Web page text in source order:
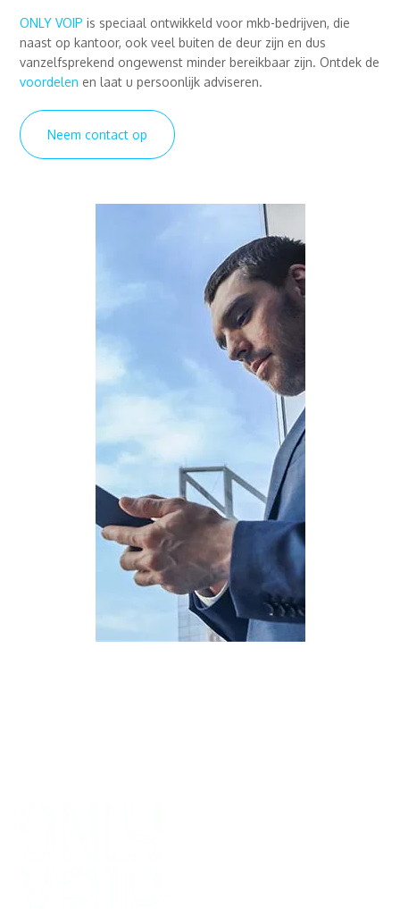
ONLY VOIP is speciaal ontwikkeld voor mkb-bedrijven, die
naast op kantoor, ook veel buiten de deur zijn en dus
vanzelfsprekend ongewenst minder bereikbaar zijn. Ontdek de
voordelen en laat u persoonlijk adviseren.
Neem contact op